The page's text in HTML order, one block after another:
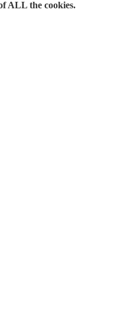
ALL the cookies.